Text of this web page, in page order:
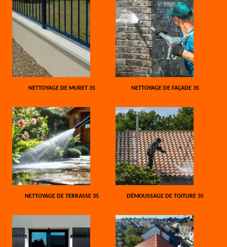
NETTOYAGE DE MURET 35 NETTOYAGE DE FAÇADE 35
NETTOYAGE DE TERRASSE 35 DÉMOUSSAGE DE TOITURE 35